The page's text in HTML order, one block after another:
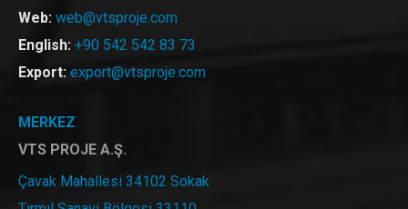
Web: web@vtsproje.com
English: +90 542 542 83 73
Export: export@vtsproje.com
MERKEZ
VTS PROJE A.Ş.
Çavak Mahallesi 34102 Sokak